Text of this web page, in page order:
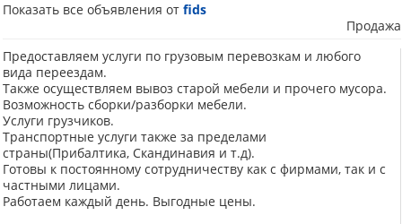
Показать все объявления от fids
Продажа
Предоставляем услуги по грузовым перевозкам и любого
вида переездам.
Также осуществляем вывоз старой мебели и прочего мусора.
Возможность сборки/разборки мебели.
Услуги грузчиков.
Транспортные услуги также за пределами
страны(Прибалтика, Скандинавия и т.д).
Готовы к постоянному сотрудничеству как с фирмами, так и с
частными лицами.
Работаем каждый день. Выгодные цены.